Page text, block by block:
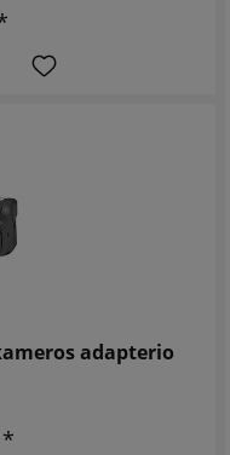
adapterio